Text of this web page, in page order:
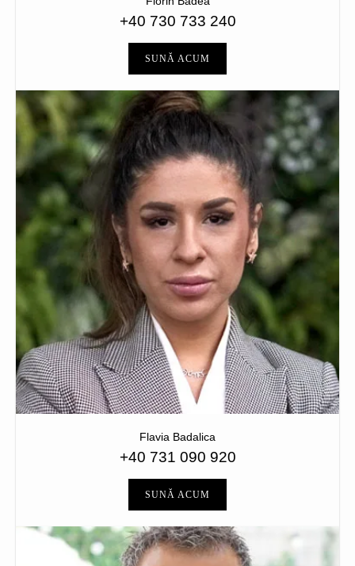
+40 730 733 240
SUNĂ ACUM
Flavia Badalica
+40 731 090 920
SUNĂ ACUM